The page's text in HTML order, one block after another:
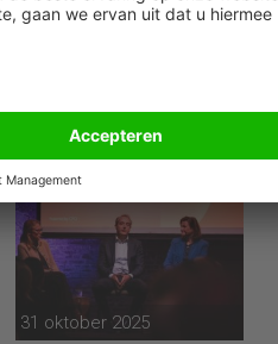
31 oktober 2025